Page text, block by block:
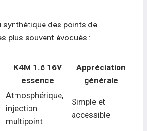
synthétique des points de
plus souvent évoqués :
K4M 1.6 16V
essence
Appréciation
générale
Atmosphérique,
injection
multipoint
Simple et
accessible